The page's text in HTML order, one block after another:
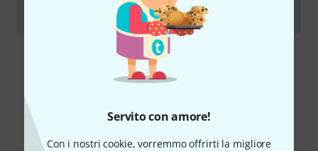
Servito con amore!
Con i nostri cookie, vorremmo offrirti la migliore
Confronta alternative